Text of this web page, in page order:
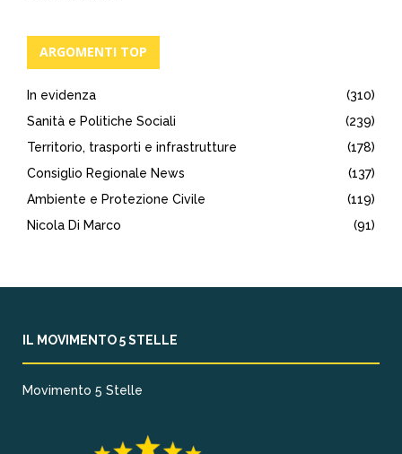
ARGOMENTI TOP
In evidenza
(310)
Sanità e Politiche Sociali
(239)
Territorio, trasporti e infrastrutture
(178)
Consiglio Regionale News
(137)
Ambiente e Protezione Civile
(119)
Nicola Di Marco
(91)
IL MOVIMENTO 5 STELLE
Movimento 5 Stelle